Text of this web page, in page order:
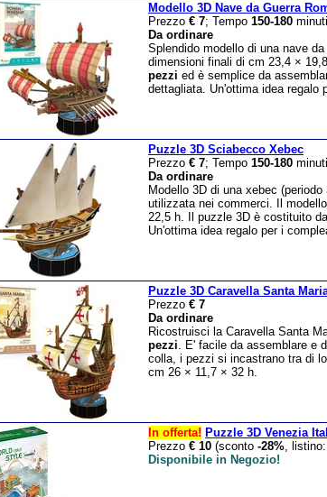
Modello 3D Nave da Guerra
Prezzo € 7; Tempo 150-180
Da ordinare
Splendido modello di una nave
dimensioni finali di cm 23,4 ×
pezzi ed è semplice da
dettagliata. Un'ottima idea regalo
Puzzle 3D Sciabecco Xebec
Prezzo € 7; Tempo 150-180
Da ordinare
Modello 3D di una xebec
utilizzata nei commerci. Il
22,5 h. Il puzzle 3D è costituito
Un'ottima idea regalo per i
Puzzle 3D Caravella Santa
Prezzo € 7
Da ordinare
Ricostruisci la Caravella Santa
pezzi. E' facile da assemblare e
colla, i pezzi si incastrano tra di
cm 26 × 11,7 × 32 h.
In offerta! Puzzle 3D Venezia
Prezzo € 10 (sconto -28%,
Disponibile in Negozio!